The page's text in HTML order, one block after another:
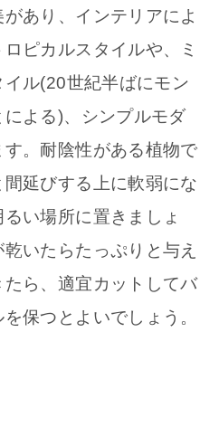
あり、インテリアによ
ピカルスタイルや、ミ
ル(20世紀半ばにモン
よる)、シンプルモダ
。耐陰性がある植物で
延びする上に軟弱にな
い場所に置きましょ
いたらたっぷりと与え
ら、適宜カットしてバ
保つとよいでしょう。